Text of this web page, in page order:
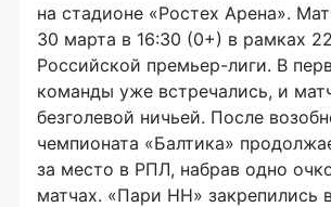
на стадионе «Ростех Арена».
30 марта в 16:30 (0+) в рамках
Российской премьер-лиги. В
команды уже встречались, и
безголевой ничьей. После
чемпионата «Балтика»
за место в РПЛ, набрав одно
матчах. «Пари НН» закрепились